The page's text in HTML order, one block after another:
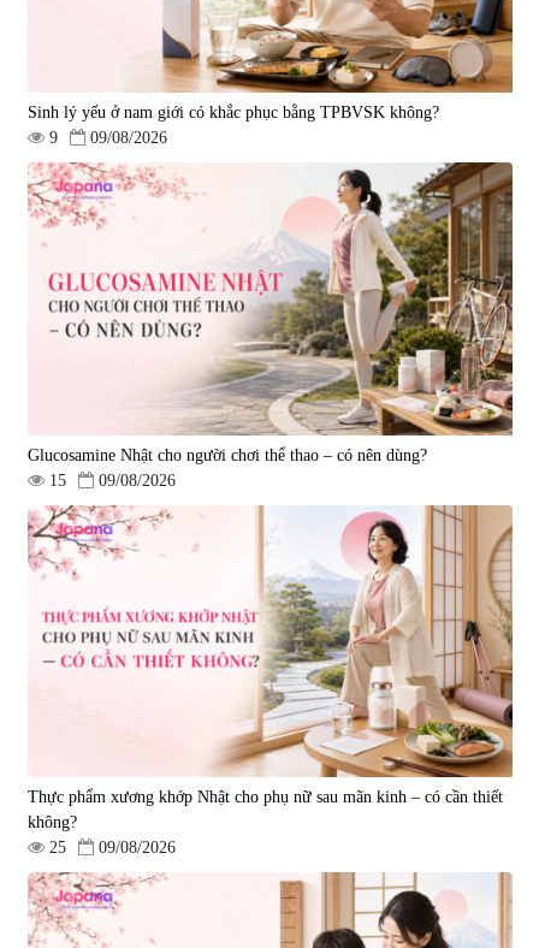
Viên uống bổ gan Ribeto Shoji
Hepaclean 60 viên
690.000 đ
Viên uống hỗ trợ cải thiện thoát
vị đĩa đệm Kyoto Has 30 viên
|14.560
1.600.000 đ
Viên uống hỗ trợ giấc ngủ Fujina
Sleepy Nhật Bản 80 viên
Viên uống phòng ngừa & hỗ trợ
điều trị đột quỵ Biken Kinase
Gold 60 viên
|0
1.570.000 đ
Sinh lý yếu ở nam giới có khắc phục bằng TPBVSK không?
9
09/08/2026
Glucosamine Nhật cho người chơi thể thao – có nên dùng?
15
09/08/2026
Thực phẩm xương khớp Nhật cho phụ nữ sau mãn kinh – có cần thiết
không?
25
09/08/2026